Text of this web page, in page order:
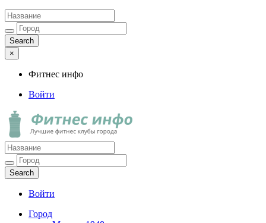
×
Фитнес инфо
Войти
Фитнес инфо
Лучшие фитнес клубы города
Войти
Город